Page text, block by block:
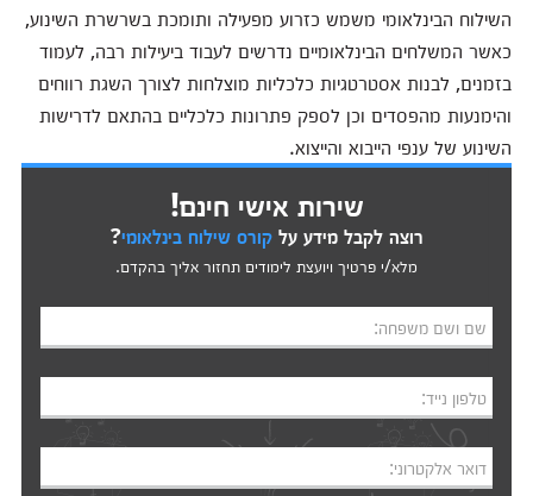
השילוח הבינלאומי משמש כזרוע מפעילה ותומכת בשרשרת השינוע,
כאשר המשלחים הבינלאומיים נדרשים לעבוד ביעילות רבה, לעמוד
בזמנים, לבנות אסטרטגיות כלכליות מוצלחות לצורך השגת רווחים
והימנעות מהפסדים וכן לספק פתרונות כלכליים בהתאם לדרישות
השינוע של ענפי הייבוא והייצוא.
שירות אישי חינם!
רוצה לקבל מידע עלקורס שילוח בינלאומי?
מלא/י פרטיך ויועצת לימודים תחזור אליך בהקדם.
שם ושם משפחה:
טלפון נייד:
דואר אלקטרוני: